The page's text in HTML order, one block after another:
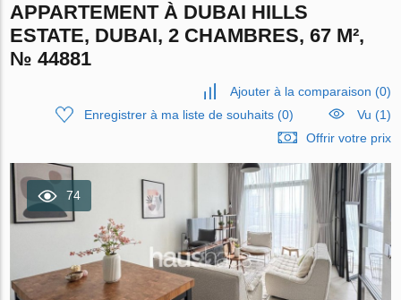
APPARTEMENT À DUBAI HILLS
ESTATE, DUBAI, 2 CHAMBRES, 67 M²,
№ 44881
Ajouter à la comparaison (0)
Enregistrer à ma liste de souhaits(0)
Vu (1)
Offrir votre prix
74